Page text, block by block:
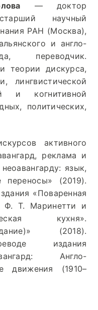
— доктор
научный
РАН (Москва),
и англо-
переводчик.
теории дискурса,
лингвистической
и когнитивной
политических,
активного
реклама и
язык,
переносы» (2019).
«Поваренная
Ф. Т. Маринетти и
кухня».
(2018).
издания
Англо-
движения (1910–